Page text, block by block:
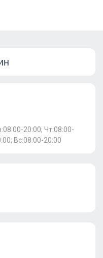
20:00; Чт:08:00-
Вс:08:00-20:00